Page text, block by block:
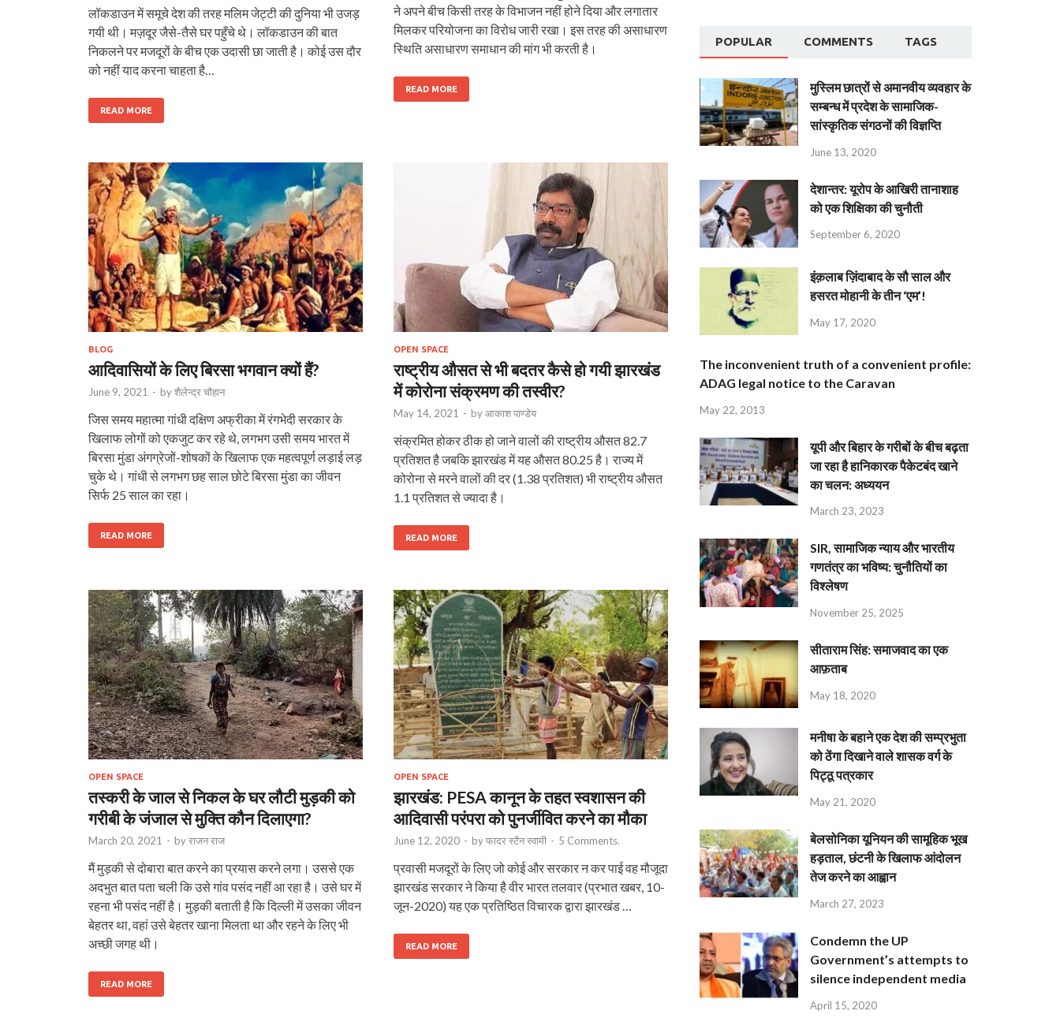
लॉकडाउन में समूचे देश की तरह मलिम जेट्टी की दुनिया भी उजड़
गयी थी। मज़दूर जैसे-तैसे घर पहुँचे थे। लॉकडाउन की बात
निकलने पर मजदूरों के बीच एक उदासी छा जाती है। कोई उस दौर
को नहीं याद करना चाहता है…
READ MORE
ने अपने बीच किसी तरह के विभाजन नहीं होने दिया और लगातार
मिलकर परियोजना का विरोध जारी रखा। इस तरह की असाधारण
स्थिति असाधारण समाधान की मांग भी करती है।
READ MORE
BLOG
आदिवासियों के लिए बिरसा भगवान क्यों हैं?
June 9, 2021 - byशैलेन्द्र चौहान
जिस समय महात्मा गांधी दक्षिण अफ्रीका में रंगभेदी सरकार के
खिलाफ लोगों को एकजुट कर रहे थे, लगभग उसी समय भारत में
बिरसा मुंडा अंगग्रेजों-शोषकों के खिलाफ एक महत्वपूर्ण लड़ाई लड़
चुके थे। गांधी से लगभग छह साल छोटे बिरसा मुंडा का जीवन
सिर्फ 25 साल का रहा।
READ MORE
OPEN SPACE
राष्ट्रीय औसत से भी बदतर कैसे हो गयी झारखंड
में कोरोना संक्रमण की तस्वीर?
May 14, 2021 - byआकाश पाण्डेय
संक्रमित होकर ठीक हो जाने वालों की राष्‍ट्रीय औसत 82.7
प्रतिशत है जबकि झारखंड में यह औसत 80.25 है। राज्‍य में
कोरोना से मरने वालों की दर (1.38 प्रतिशत) भी राष्‍ट्रीय औसत
1.1 प्रतिशत से ज्‍यादा है।
READ MORE
OPEN SPACE
तस्करी के जाल से निकल के घर लौटी मुड़की को
गरीबी के जंजाल से मुक्ति कौन दिलाएगा?
March 20, 2021 - byराजन राज
मैं मुड़की से दोबारा बात करने का प्रयास करने लगा। उससे एक
अदभुत बात पता चली कि उसे गांव पसंद नहीं आ रहा है। उसे घर में
रहना भी पसंद नहीं है। मुड़की बताती है कि दिल्ली में उसका जीवन
बेहतर था, वहां उसे बेहतर खाना मिलता था और रहने के लिए भी
अच्छी जगह थी।
READ MORE
OPEN SPACE
झारखंड: PESA कानून के तहत स्वशासन की
आदिवासी परंपरा को पुनर्जीवित करने का मौका
June 12, 2020 - byफादर स्टैन स्वामी - 5 Comments.
प्रवासी मजदूरों के लिए जो कोई और सरकार न कर पाई वह मौजूदा
झारखंड सरकार ने किया है वीर भारत तलवार (प्रभात खबर, 10-
जून-2020) यह एक प्रतिष्ठित विचारक द्वारा झारखंड …
READ MORE
POPULAR COMMENTS TAGS
मुस्लिम छात्रों से अमानवीय व्यवहार के
सम्बन्ध में प्रदेश के सामाजिक-
सांस्कृतिक संगठनों की विज्ञप्ति
June 13, 2020
देशान्‍तर: यूरोप के आखिरी तानाशाह
को एक शिक्षिका की चुनौती
September 6, 2020
इंक़लाब ज़िंदाबाद के सौ साल और
हसरत मोहानी के तीन ‘एम’!
May 17, 2020
The inconvenient truth of a convenient profile:
ADAG legal notice to the Caravan
May 22, 2013
यूपी और बिहार के गरीबों के बीच बढ़ता
जा रहा है हानिकारक पैकेटबंद खाने
का चलन: अध्ययन
March 23, 2023
SIR, सामाजिक न्याय और भारतीय
गणतंत्र का भविष्य: चुनौतियों का
विश्लेषण
November 25, 2025
सीताराम सिंह: समाजवाद का एक
आफ़ताब
May 18, 2020
मनीषा के बहाने एक देश की सम्प्रभुता
को ठेंगा दिखाने वाले शासक वर्ग के
पिट्ठू पत्रकार
May 21, 2020
बेलसोनिका यूनियन की सामूहिक भूख
हड़ताल, छंटनी के खिलाफ आंदोलन
तेज करने का आह्वान
March 27, 2023
Condemn the UP
Government’s attempts to
silence independent media
April 15, 2020